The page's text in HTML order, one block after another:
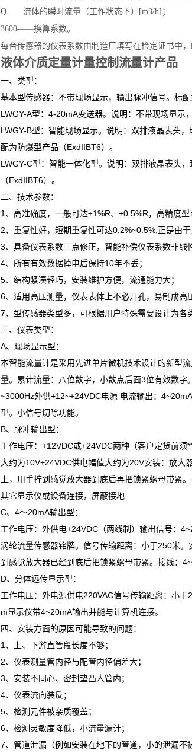
Q——流体的瞬时流量（工作状态下）[m3/h]；
3600——换算系数。
每台传感器的仪表系数由制造厂填写在检定证书中
液体介质定量计量控制流量计产品
一、类型：
基本型传感器：不带现场显示，输出脉冲信号。标配
LWGY-A型：4-20mA变送器。说明：不带现场显示
LWGY-B型：智能现场显示。说明：双排液晶表头
配为防爆型产品（ExdIIBT6）。
LWGY-C型：智能一体化型。说明：双排液晶表头
（ExdIIBT6）。
二、技术参数：
1、高准确度，一般可达±1%R、±0.5%R，高精度型
2、重复性好，短期重复性可达0.2%~0.5%,正是由
3、具备仪表系数三点修正，智能补偿仪表系数非线
4、所有有效数据掉电后保持10年不丢；
5、结构紧凑轻巧，安装维护方便，流通能力大；
6、适用高压测量，仪表表体上不必开孔，易制成高
7、型传感器类型多，可根据用户特殊需要设计为各
三、仪表类型：
A、现场显示型：
本智能流量计是采用先进单片微机技术设计的新型
量。累计流量：八位数字，小数点后面3位有效数
~3000Hz外供+12~+24VDC电源 电流输出：
型。小信号切除功能。
B、脉冲输出型：
工作电压：+12VDC或+24VDC两种（客户定货前
大约为10V+24VDC供电幅值大约为20V安装：放大
上，用手拧到感觉放大器到底后再把锁紧螺母带紧
其它显示仪或设备连接，屏蔽接地
C、4～20mA输出型：
工作电压：外供电+24VDC（两线制）输出信号：
涡轮流量传感器铭牌。信号传输距离：小于250米
到感觉放大器已经到底后把锁紧螺母带紧。接线：
D、分体远传显示型：
工作电压：外电源供电220VAC信号传输距离：小
m显示仪带4~20mA输出并能与计算机连接。
四、安装方面的原因可能导致的问题：
1、上、下游直管段长度不够；
2、仪表测量管内径与配管内径偏差大；
3、安装不同心、密封垫凸人管内；
4、仪表流向装反；
5、检测元件被杂质覆盖；
6、检测灵敏度降低，小流量漏计；
7、管道泄漏（例如安装在地下的管道，小的泄漏不